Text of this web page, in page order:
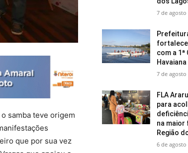
samba teve origem
que por sua vez
7 de agosto
com a 1ª
Havaiana
7 de agosto
FLA
para
na maior
Região
6 de agosto